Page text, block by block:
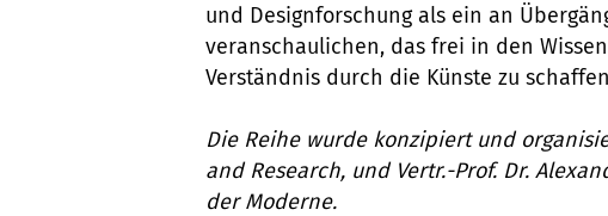
und Designforschung als ein an
veranschaulichen, das frei in den
Verständnis durch die Künste zu
Die Reihe wurde konzipiert und
and Research, und Vertr.-Prof. Dr.
der Moderne.